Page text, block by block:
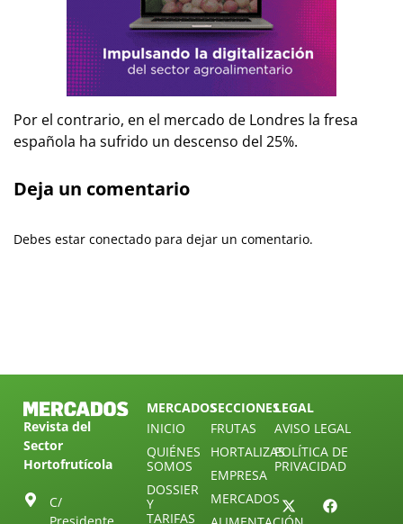
Por el contrario, en el mercado de Londres la fresa
española ha sufrido un descenso del 25%.
Deja un comentario
Debes estar conectado para dejar un comentario.
Revista del
Sector
Hortofrutícola
C/
MERCADOS
INICIO
QUIÉNES
SOMOS
DOSSIER
Y
TARIFAS
SECCIONES
FRUTAS
HORTALIZAS
EMPRESA
MERCADOS
LEGAL
AVISO LEGAL
POLÍTICA DE
PRIVACIDAD